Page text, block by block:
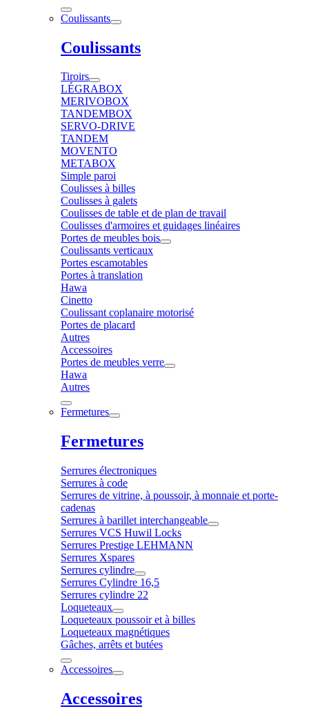
Coulissants
Coulissants
Tiroirs
LÉGRABOX
MERIVOBOX
TANDEMBOX
SERVO-DRIVE
TANDEM
MOVENTO
METABOX
Simple paroi
Coulisses à billes
Coulisses à galets
Coulisses de table et de plan de travail
Coulisses d'armoires et guidages linéaires
Portes de meubles bois
Coulissants verticaux
Portes escamotables
Portes à translation
Hawa
Cinetto
Coulissant coplanaire motorisé
Portes de placard
Autres
Accessoires
Portes de meubles verre
Hawa
Autres
Fermetures
Fermetures
Serrures électroniques
Serrures à code
Serrures de vitrine, à poussoir, à monnaie et porte-
cadenas
Serrures à barillet interchangeable
Serrures VCS Huwil Locks
Serrures Prestige LEHMANN
Serrures Xspares
Serrures cylindre
Serrures Cylindre 16,5
Serrures cylindre 22
Loqueteaux
Loqueteaux poussoir et à billes
Loqueteaux magnétiques
Gâches, arrêts et butées
Accessoires
Accessoires